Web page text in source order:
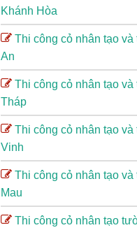
Khánh Hòa
Thi công cỏ nhân tạo
An
Thi công cỏ nhân tạo
Tháp
Thi công cỏ nhân tạo
Vinh
Thi công cỏ nhân tạo
Mau
Thi công cỏ nhân tạo